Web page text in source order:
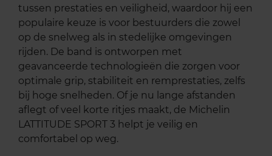
tussen prestaties en veiligheid, waardoor hij een
populaire keuze is voor bestuurders die zowel
op de snelweg als in stedelijke omgevingen
rijden. De band is ontworpen met
geavanceerde technologieën die zorgen voor
optimale grip, stabiliteit en remprestaties, zelfs
bij hoge snelheden. Of je nu lange afstanden
aflegt of veel korte ritjes maakt, de Michelin
LATTITUDE SPORT 3 helpt je veilig en
comfortabel op weg.